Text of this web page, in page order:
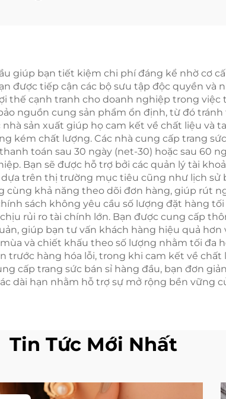
giúp bạn tiết kiệm chi phí đáng kể nhờ cơ
được tiếp cận các bộ sưu tập độc quyền
cạnh tranh cho doanh nghiệp trong việc
nguồn cung sản phẩm ổn định, từ đó
sản xuất giúp họ cam kết về chất liệu và
kém chất lượng. Các nhà cung cấp trang
toán sau 30 ngày (net-30) hoặc sau 60
Bạn sẽ được hỗ trợ bởi các quản lý tài
trên thị trường mục tiêu cũng như lịch sử
cùng khả năng theo dõi đơn hàng, giúp rút
sách không yêu cầu số lượng đặt hàng
rủi ro tài chính lớn. Bạn được cung cấp
giúp bạn tư vấn khách hàng hiệu quả hơn
và chiết khấu theo số lượng nhằm tối đa
trước hàng hóa lỗi, trong khi cam kết về
cấp trang sức bán sỉ hàng đầu, bạn đơn
dài hạn nhằm hỗ trợ sự mở rộng bền vững
Tin Tức Mới Nhất